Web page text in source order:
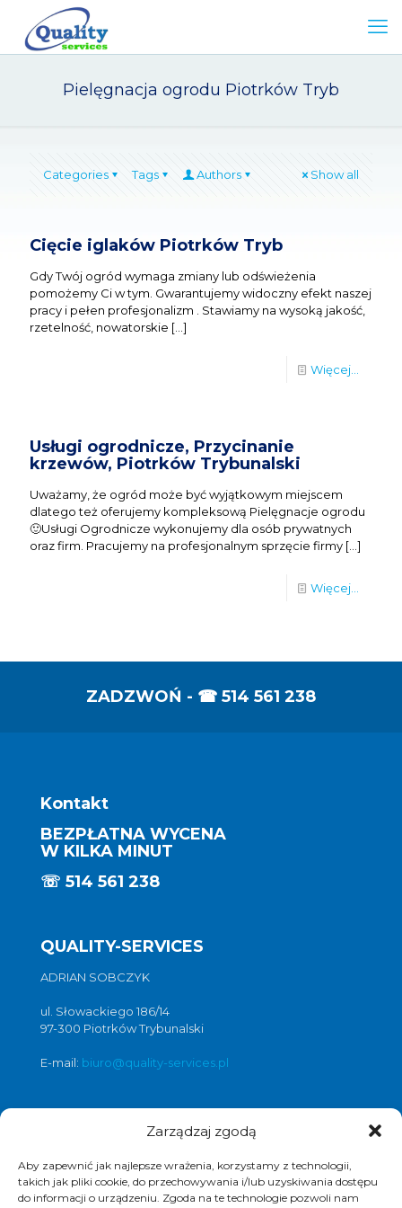
Zarządzaj zgodą
Aby zapewnić jak najlepsze wrażenia, korzystamy z technologii,
takich jak pliki cookie, do przechowywania i/lub uzyskiwania dostępu
do informacji o urządzeniu. Zgoda na te technologie pozwoli nam
Pielęgnacja ogrodu Piotrków Tryb
Categories Tags Authors Show all
Cięcie iglaków Piotrków Tryb
Gdy Twój ogród wymaga zmiany lub odświeżenia
pomożemy Ci w tym. Gwarantujemy widoczny efekt naszej
pracy i pełen profesjonalizm . Stawiamy na wysoką jakość,
rzetelność, nowatorskie […]
Więcej...
Usługi ogrodnicze, Przycinanie
krzewów, Piotrków Trybunalski
Uważamy, że ogród może być wyjątkowym miejscem
dlatego też oferujemy kompleksową Pielęgnacje ogrodu
🙂Usługi Ogrodnicze wykonujemy dla osób prywatnych
oraz firm. Pracujemy na profesjonalnym sprzęcie firmy […]
Więcej...
ZADZWOŃ - ☎ 514 561 238
Kontakt
BEZPŁATNA WYCENA
W KILKA MINUT
☏ 514 561 238
QUALITY-SERVICES
ADRIAN SOBCZYK
ul. Słowackiego 186/14
97-300 Piotrków Trybunalski
E-mail: biuro@quality-services.pl
Oferta usług czyszczenia posadzek i
czyszczenie posadzek Warszawa,
czyszczenie posadzek Łódź,